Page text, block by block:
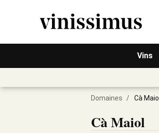
Vins
Domaines / Cà Maiol
Cà Maiol